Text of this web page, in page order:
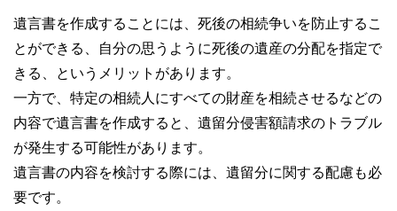
遺言書を作成することには、死後の相続争いを防止するこ
とができる、自分の思うように死後の遺産の分配を指定で
きる、というメリットがあります。
一方で、特定の相続人にすべての財産を相続させるなどの
内容で遺言書を作成すると、遺留分侵害額請求のトラブル
が発生する可能性があります。
遺言書の内容を検討する際には、遺留分に関する配慮も必
要です。